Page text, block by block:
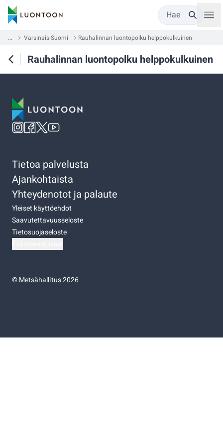
Hae
... Varsinais-Suomi Rauhalinnan luontopolku helppokulkuinen
Rauhalinnan luontopolku helppokulkuinen
Tietoa palvelusta
Ajankohtaista
Yhteydenotot ja palaute
Yleiset käyttöehdot
Saavutettavuusseloste
Tietosuojaseloste
©Metsähallitus 2026